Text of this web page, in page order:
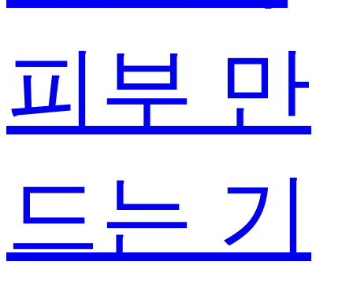
피부 만
드는 기